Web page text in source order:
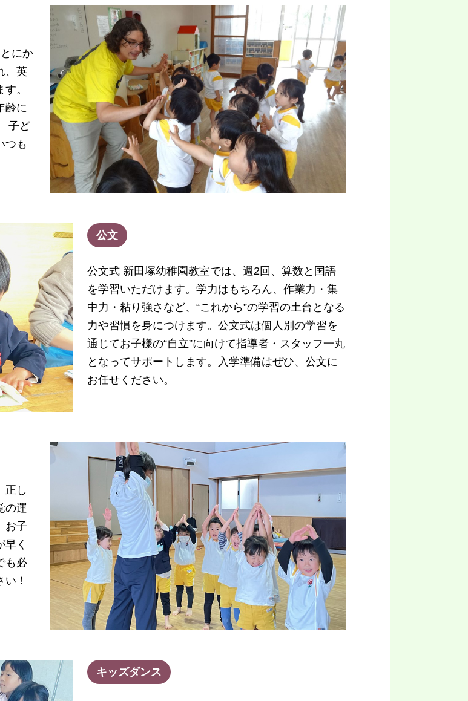
にか
、英
。
齢に
子ど
つも
公文
公文式 新田塚幼稚園教室では、週2回、算数と国語
を学習いただけます。学力はもちろん、作業力・集
中力・粘り強さなど、“これから”の学習の土台となる
力や習慣を身につけます。公文式は個人別の学習を
通じてお子様の“自立”に向けて指導者・スタッフ一丸
となってサポートします。入学準備はぜひ、公文に
お任せください。
正し
の運
お子
く
も必
！
キッズダンス